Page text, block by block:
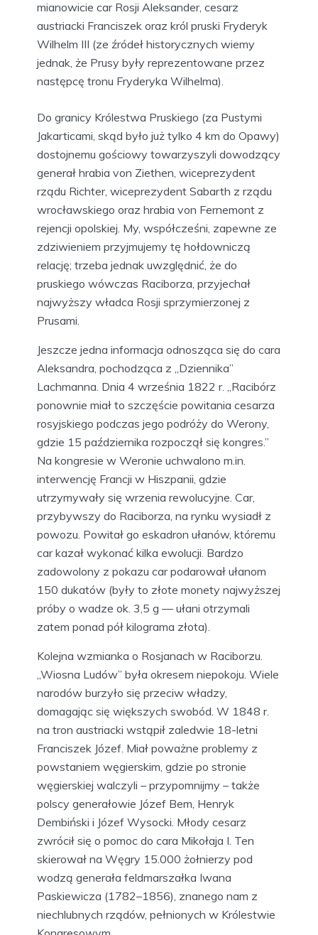
mianowicie car Rosji Aleksander, cesarz
austriacki Franciszek oraz król pruski Fryderyk
Wilhelm III (ze źródeł historycznych wiemy
jednak, że Prusy były reprezentowane przez
następcę tronu Fryderyka Wilhelma).
Do granicy Królestwa Pruskiego (za Pustymi
Jakarticami, skąd było już tylko 4 km do Opawy)
dostojnemu gościowy towarzyszyli dowodzący
generał hrabia von Ziethen, wiceprezydent
rządu Richter, wiceprezydent Sabarth z rządu
wrocławskiego oraz hrabia von Fernemont z
rejencji opolskiej. My, współcześni, zapewne ze
zdziwieniem przyjmujemy tę hołdowniczą
relację; trzeba jednak uwzględnić, że do
pruskiego wówczas Raciborza, przyjechał
najwyższy władca Rosji sprzymierzonej z
Prusami.
Jeszcze jedna informacja odnosząca się do cara
Aleksandra, pochodząca z „Dziennika”
Lachmanna. Dnia 4 września 1822 r. „Racibórz
ponownie miał to szczęście powitania cesarza
rosyjskiego podczas jego podróży do Werony,
gdzie 15 października rozpoczął się kongres.”
Na kongresie w Weronie uchwalono m.in.
interwencję Francji w Hiszpanii, gdzie
utrzymywały się wrzenia rewolucyjne. Car,
przybywszy do Raciborza, na rynku wysiadł z
powozu. Powitał go eskadron ułanów, któremu
car kazał wykonać kilka ewolucji. Bardzo
zadowolony z pokazu car podarował ułanom
150 dukatów (były to złote monety najwyższej
próby o wadze ok. 3,5 g — ułani otrzymali
zatem ponad pół kilograma złota).
Kolejna wzmianka o Rosjanach w Raciborzu.
„Wiosna Ludów” była okresem niepokoju. Wiele
narodów burzyło się przeciw władzy,
domagając się większych swobód. W 1848 r.
na tron austriacki wstąpił zaledwie 18-letni
Franciszek Józef. Miał poważne problemy z
powstaniem węgierskim, gdzie po stronie
węgierskiej walczyli – przypomnijmy – także
polscy generałowie Józef Bem, Henryk
Dembiński i Józef Wysocki. Młody cesarz
zwrócił się o pomoc do cara Mikołaja I. Ten
skierował na Węgry 15.000 żołnierzy pod
wodzą generała feldmarszałka Iwana
Paskiewicza (1782–1856), znanego nam z
niechlubnych rządów, pełnionych w Królestwie